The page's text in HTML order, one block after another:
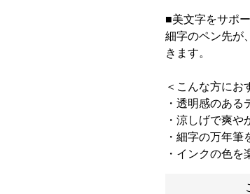
■美文字をサポ
細字のペン先が
きます。
＜こんな方にお
・透明感のある
・涼しげで爽や
・細字の万年筆
・インクの色を